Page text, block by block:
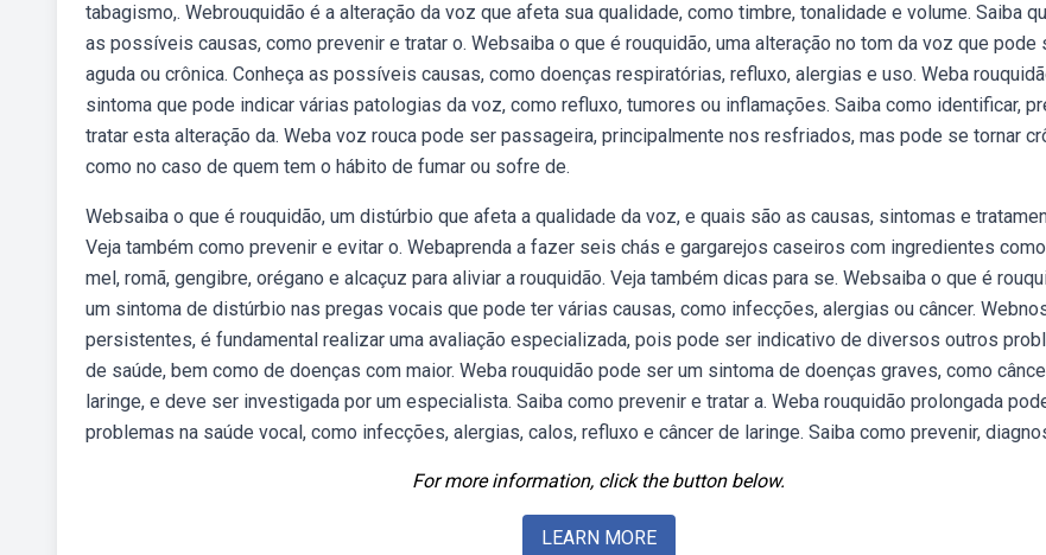
tabagismo,. Webrouquidão é a alteração da voz que afeta sua qualidade, como timbre, tonalidade e volume. Saiba
as possíveis causas, como prevenir e tratar o. Websaiba o que é rouquidão, uma alteração no tom da voz que pode
aguda ou crônica. Conheça as possíveis causas, como doenças respiratórias, refluxo, alergias e uso. Weba
sintoma que pode indicar várias patologias da voz, como refluxo, tumores ou inflamações. Saiba como identificar,
tratar esta alteração da. Weba voz rouca pode ser passageira, principalmente nos resfriados, mas pode se tornar
como no caso de quem tem o hábito de fumar ou sofre de.
Websaiba o que é rouquidão, um distúrbio que afeta a qualidade da voz, e quais são as causas, sintomas e
Veja também como prevenir e evitar o. Webaprenda a fazer seis chás e gargarejos caseiros com ingredientes
mel, romã, gengibre, orégano e alcaçuz para aliviar a rouquidão. Veja também dicas para se. Websaiba o que é
um sintoma de distúrbio nas pregas vocais que pode ter várias causas, como infecções, alergias ou câncer.
persistentes, é fundamental realizar uma avaliação especializada, pois pode ser indicativo de diversos outros
de saúde, bem como de doenças com maior. Weba rouquidão pode ser um sintoma de doenças graves, como
laringe, e deve ser investigada por um especialista. Saiba como prevenir e tratar a. Weba rouquidão prolongada
problemas na saúde vocal, como infecções, alergias, calos, refluxo e câncer de laringe. Saiba como prevenir,
For more information, click the button below.
LEARN MORE